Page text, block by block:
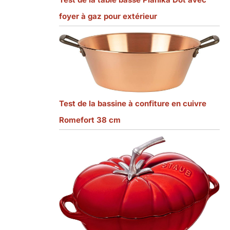
foyer à gaz pour extérieur
Test de la bassine à confiture en cuivre
Romefort 38 cm